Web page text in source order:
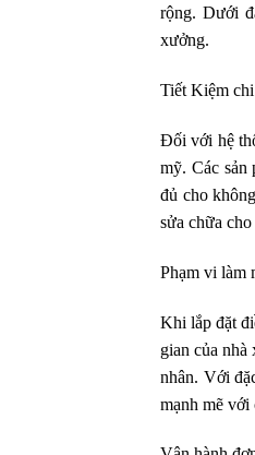
rộng. Dưới
xưởng.
Tiết Kiệm
Đối với hệ
mỹ. Các sản
đủ cho
sửa chữa
Phạm vi làm
Khi lắp đặt
gian của
nhân. Với
mạnh mẽ